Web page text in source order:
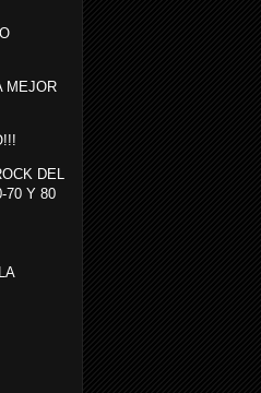
MEJOR
DEL
70 Y 80